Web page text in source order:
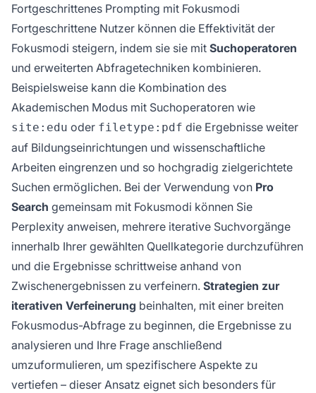
Fortgeschrittenes Prompting mit Fokusmodi
Fortgeschrittene Nutzer können die Effektivität der
Fokusmodi steigern, indem sie sie mit Suchoperatoren
und erweiterten Abfragetechniken kombinieren.
Beispielsweise kann die Kombination des
Akademischen Modus mit Suchoperatoren wie
site:edu oder filetype:pdf die Ergebnisse weiter
auf Bildungseinrichtungen und wissenschaftliche
Arbeiten eingrenzen und so hochgradig zielgerichtete
Suchen ermöglichen. Bei der Verwendung von Pro
Search gemeinsam mit Fokusmodi können Sie
Perplexity anweisen, mehrere iterative Suchvorgänge
innerhalb Ihrer gewählten Quellkategorie durchzuführen
und die Ergebnisse schrittweise anhand von
Zwischenergebnissen zu verfeinern. Strategien zur
iterativen Verfeinerung beinhalten, mit einer breiten
Fokusmodus-Abfrage zu beginnen, die Ergebnisse zu
analysieren und Ihre Frage anschließend
umzuformulieren, um spezifischere Aspekte zu
vertiefen – dieser Ansatz eignet sich besonders für